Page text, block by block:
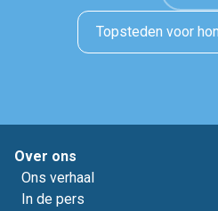
Topsteden voor
Over ons
Ons verhaal
In de pers